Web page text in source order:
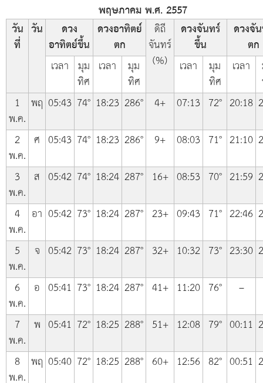
พฤษภาคม พ.ศ. 2557
วัน
ที่
วัน ดวง
อาทิตย์ขึ้น
ดวงอาทิตย์
ตก
ดิถี
จันทร์
(%)
ดวงจันทร์
ขึ้น
ดวงจั
ตก
เวลา มุม
ทิศ
เวลา มุม
ทิศ
เวลา มุม
ทิศ
เวลา
1
พ.ค.
พฤ 05:43 74° 18:23 286° 4+ 07:13 72° 20:18
2
พ.ค.
ศ 05:43 74° 18:23 286° 9+ 08:03 71° 21:10
3
พ.ค.
ส 05:42 74° 18:24 287° 16+ 08:53 70° 21:59
4
พ.ค.
อา 05:42 73° 18:24 287° 23+ 09:43 71° 22:46
5
พ.ค.
จ 05:42 73° 18:24 287° 32+ 10:32 73° 23:30
6
พ.ค.
อ 05:41 73° 18:24 287° 41+ 11:20 76°
–
7
พ.ค.
พ 05:41 72° 18:25 288° 51+ 12:08 79° 00:11
8
พ.ค.
พฤ 05:40 72° 18:25 288° 60+ 12:56 82° 00:51